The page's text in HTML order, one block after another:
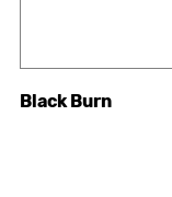
Black Burn